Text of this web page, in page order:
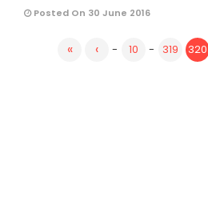
Posted On 30 June 2016
« ‹ - 10 - 319 320